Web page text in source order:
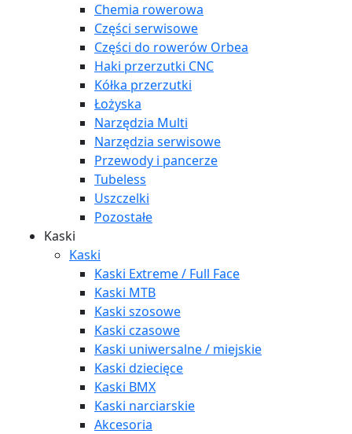
Chemia rowerowa
Części serwisowe
Części do rowerów Orbea
Haki przerzutki CNC
Kółka przerzutki
Łożyska
Narzędzia Multi
Narzędzia serwisowe
Przewody i pancerze
Tubeless
Uszczelki
Pozostałe
Kaski
Kaski
Kaski Extreme / Full Face
Kaski MTB
Kaski szosowe
Kaski czasowe
Kaski uniwersalne / miejskie
Kaski dziecięce
Kaski BMX
Kaski narciarskie
Akcesoria